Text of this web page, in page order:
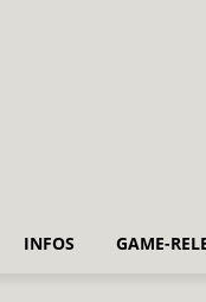
INFOS GAME-